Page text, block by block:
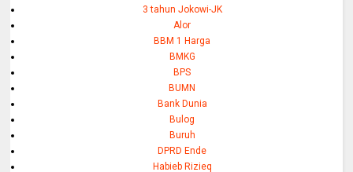
3 tahun Jokowi-JK
Alor
BBM 1 Harga
BMKG
BPS
BUMN
Bank Dunia
Bulog
Buruh
DPRD Ende
Habieb Rizieq